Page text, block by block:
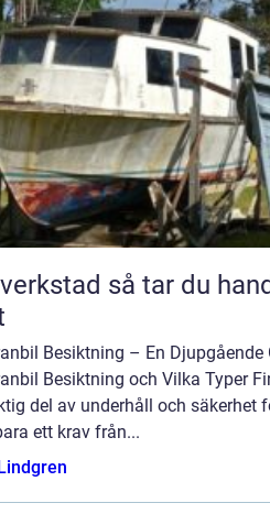
tar du hand om din båt på rätt
Besiktning – En
Besiktning och Vilka Typer
del av underhåll och säkerhet
ett krav från...